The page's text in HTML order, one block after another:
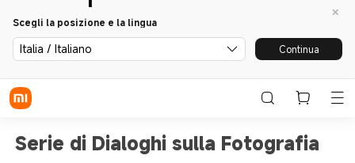
Scegli la posizione e la lingua
Italia / Italiano Continua
Serie di Dialoghi sulla Fotografia